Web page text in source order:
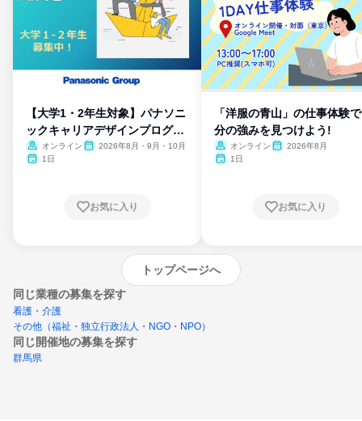
【大学1・2年生対象】パナソニ
ックキャリアデザインプログラ
ム
オンライン
2026年8月・9月・10月
1日
お気に入り
「洋服の青山」の仕事体験
分の強みを見つけよう!
オンライン
2026年8月
1日
お気に入り
トップページへ
同じ業種の募集を探す
看護・介護
その他（福祉・独立行政法人・NGO・NPO）
同じ開催地の募集を探す
群馬県